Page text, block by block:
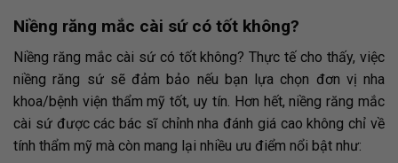
Niềng răng mắc cài sứ có tốt không?
Niềng răng mắc cài sứ có tốt không? Thực tế cho thấy, việc
niềng răng sứ sẽ đảm bảo nếu bạn lựa chọn đơn vị nha
khoa/bệnh viện thẩm mỹ tốt, uy tín. Hơn hết, niềng răng mắc
cài sứ được các bác sĩ chỉnh nha đánh giá cao không chỉ về
tính thẩm mỹ mà còn mang lại nhiều ưu điểm nổi bật như: